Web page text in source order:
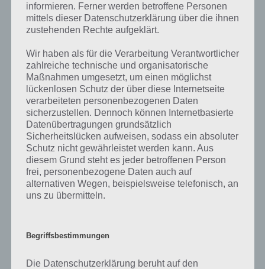
Der Begriff “gruseln” bezeichnet einen Zustand der Furcht, der
Ängstlichkeit. Das kann damit zu tun haben, dass man etwas
Schauderliches sieht oder sich in einer unklaren Situation befindet,
Gruseln kann aber auch etwas Lustvolles sein. Viele Menschen lieben
es, den Reiz des Grusel zu fühlen. Das Adrenalin zu spüren. Aber alles
in einer kontrollierten Umgebung. So weiß der neuere Teil unseres
Gehirns, dass keine Gefahr droht, aber der primitive Teil sendet
dennoch Signale aus und wir gruseln uns. So geschieht es bei
Horrorfilmen, beim Achterbahnfahren oder ähnlichen Dingen. Jeder
kennt das unter dem Begriff “Nervenkitzel”, was im Grunde nur eine
leichte Form des Grusel ist.
Da heute auch Halloween ist, passt Gruseln natürlich perfekt. Denn
nicht nur Kinder, sondern auch Erwachsene verkleiden sich als
Tag immer beliebt. Zum Gruseln gehört auch immer das Erschrecken,
informieren. Ferner werden betroffene Personen
mittels dieser Datenschutzerklärung über die ihnen
zustehenden Rechte aufgeklärt.
Wir haben als für die Verarbeitung Verantwortlicher
zahlreiche technische und organisatorische
Maßnahmen umgesetzt, um einen möglichst
lückenlosen Schutz der über diese Internetseite
verarbeiteten personenbezogenen Daten
sicherzustellen. Dennoch können Internetbasierte
Datenübertragungen grundsätzlich
Sicherheitslücken aufweisen, sodass ein absoluter
Schutz nicht gewährleistet werden kann. Aus
diesem Grund steht es jeder betroffenen Person
frei, personenbezogene Daten auch auf
alternativen Wegen, beispielsweise telefonisch, an
uns zu übermitteln.
Begriffsbestimmungen
Die Datenschutzerklärung beruht auf den